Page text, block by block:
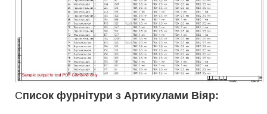
Список фурнітури з Артикулами Віяр: